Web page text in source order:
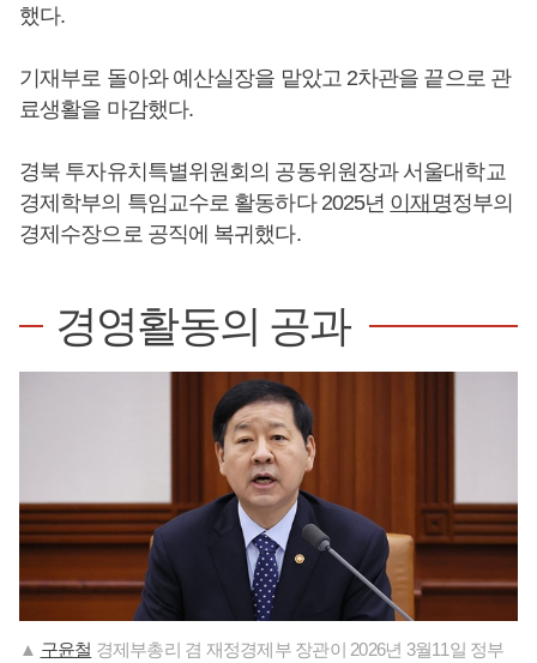
했다.
기재부로 돌아와 예산실장을 맡았고 2차관을 끝으로 관
료생활을 마감했다.
경북 투자유치특별위원회의 공동위원장과 서울대학교
경제학부의 특임교수로 활동하다 2025년 이재명정부의
경제수장으로 공직에 복귀했다.
경영활동의 공과
▲ 구윤철 경제부총리 겸 재정경제부 장관이 2026년 3월11일 정부